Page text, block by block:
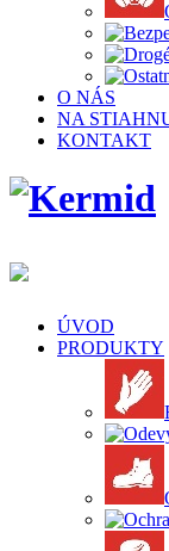
O NÁS
NA
KONTAKT
ÚVOD
PRODUKTY